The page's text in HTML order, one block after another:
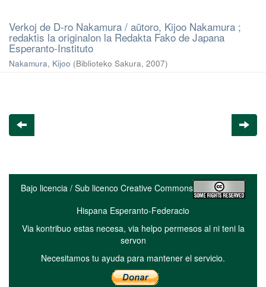
Verkoj de D-ro Nakamura / aŭtoro, Kijoo Nakamura ;
redaktis la originalon la Redakta Fako de Japana
Esperanto-Instituto
Nakamura, Kijoo (Biblioteko Sakura, 2007)
Bajo licencia / Sub licenco Creative Commons
Hispana Esperanto-Federacio
Via kontribuo estas necesa, via helpo permesos al ni teni la
servon
Necesitamos tu ayuda para mantener el servicio.